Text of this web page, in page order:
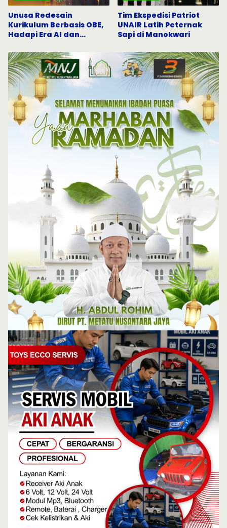
Unusa Redesain
Kurikulum Berbasis OBE,
Hadapi Era AI dan
Tim Ekspedisi Patriot
UNAIR Latih Peternak
Sapi di Manokwari